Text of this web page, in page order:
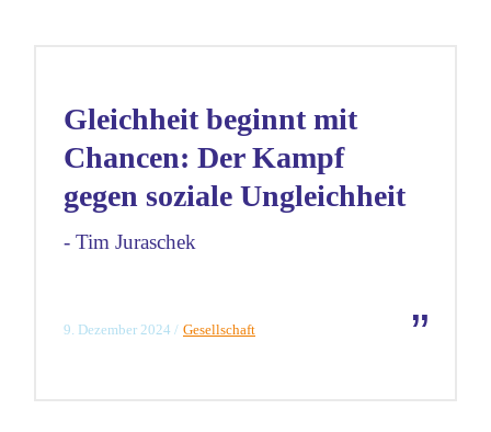
Gleichheit beginnt mit
Chancen: Der Kampf
gegen soziale Ungleichheit
Tim Juraschek
9. Dezember 2024 Gesellschaft